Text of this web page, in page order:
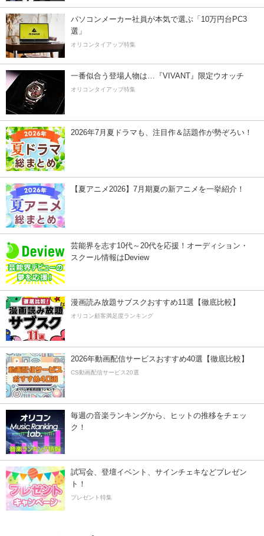
パソコンメーカー社員が本気で選ぶ「10万円台PC3
選」
オリコンタイアップ特集
一番似合う登場人物は…『VIVANT』限定ウオッチ
オリコンタイアップ特集
2026年7月夏ドラマも、注目作＆話題作が勢ぞろい！
【夏アニメ2026】7月期夏の新アニメを一挙紹介！
芸能界を志す10代～20代を応援！オーディション・
スクール情報はDeview
漫画読み放題サブスクおすすめ11選【徹底比較】
オリコン顧客満足度ランキング
2026年動画配信サービスおすすめ40選【徹底比較】
CS動画配信サービス20選
毎週の音楽ランキングから、ヒットの推移をチェッ
ク！
試写会、登壇イベント、サインチェキなどプレゼン
ト！
プレゼント特集